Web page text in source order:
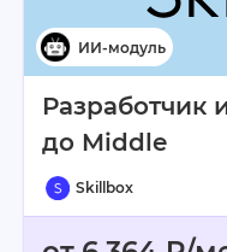
Разработчик
до Middle
Skillbox